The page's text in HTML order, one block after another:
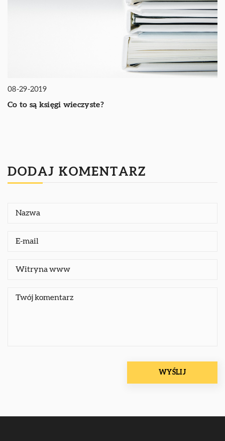
08-29-2019
Co to są księgi wieczyste?
DODAJ KOMENTARZ